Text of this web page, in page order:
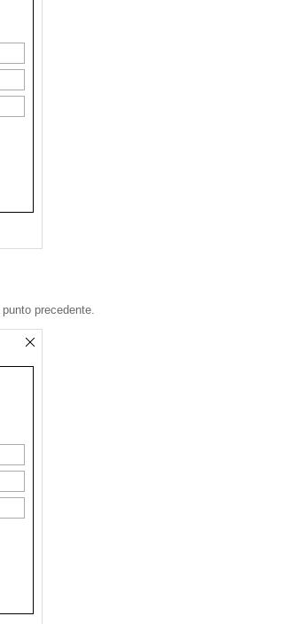
precedente.